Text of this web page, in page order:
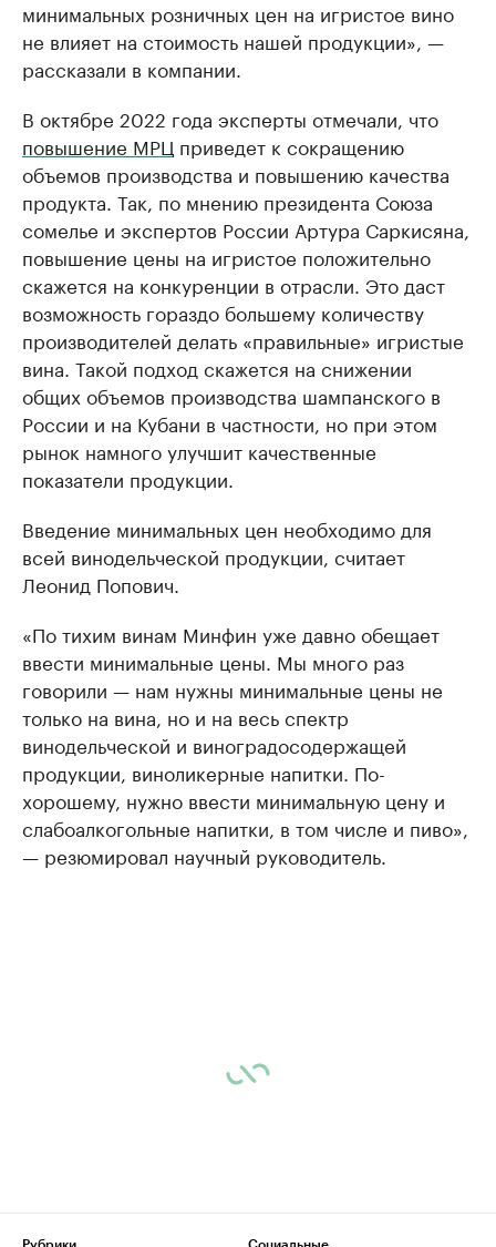
минимальных розничных цен на игристое вино
не влияет на стоимость нашей продукции», —
рассказали в компании.
В октябре 2022 года эксперты отмечали, что
повышение МРЦ приведет к сокращению
объемов производства и повышению качества
продукта. Так, по мнению президента Союза
сомелье и экспертов России Артура Саркисяна,
повышение цены на игристое положительно
скажется на конкуренции в отрасли. Это даст
возможность гораздо большему количеству
производителей делать «правильные» игристые
вина. Такой подход скажется на снижении
общих объемов производства шампанского в
России и на Кубани в частности, но при этом
рынок намного улучшит качественные
показатели продукции.
Введение минимальных цен необходимо для
всей винодельческой продукции, считает
Леонид Попович.
«По тихим винам Минфин уже давно обещает
ввести минимальные цены. Мы много раз
говорили — нам нужны минимальные цены не
только на вина, но и на весь спектр
винодельческой и виноградосодержащей
продукции, виноликерные напитки. По-
хорошему, нужно ввести минимальную цену и
слабоалкогольные напитки, в том числе и пиво»,
— резюмировал научный руководитель.